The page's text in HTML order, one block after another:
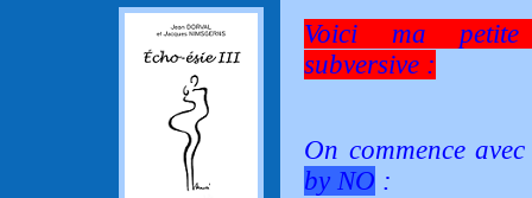
Voici ma petite
subversive :
On commence
by NO :